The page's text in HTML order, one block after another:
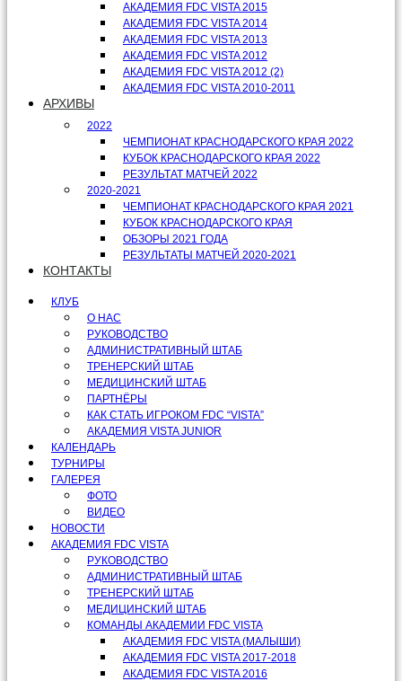
АКАДЕМИЯ FDC VISTA 2015
АКАДЕМИЯ FDC VISTA 2014
АКАДЕМИЯ FDC VISTA 2013
АКАДЕМИЯ FDC VISTA 2012
АКАДЕМИЯ FDC VISTA 2012 (2)
АКАДЕМИЯ FDC VISTA 2010-2011
АРХИВЫ
2022
ЧЕМПИОНАТ КРАСНОДАРСКОГО КРАЯ 2022
КУБОК КРАСНОДАРСКОГО КРАЯ 2022
РЕЗУЛЬТАТ МАТЧЕЙ 2022
2020-2021
ЧЕМПИОНАТ КРАСНОДАРСКОГО КРАЯ 2021
КУБОК КРАСНОДАРСКОГО КРАЯ
ОБЗОРЫ 2021 ГОДА
РЕЗУЛЬТАТЫ МАТЧЕЙ 2020-2021
КОНТАКТЫ
КЛУБ
О НАС
РУКОВОДСТВО
АДМИНИСТРАТИВНЫЙ ШТАБ
ТРЕНЕРСКИЙ ШТАБ
МЕДИЦИНСКИЙ ШТАБ
ПАРТНЁРЫ
КАК СТАТЬ ИГРОКОМ FDC “VISTA”
АКАДЕМИЯ VISTA JUNIOR
КАЛЕНДАРЬ
ТУРНИРЫ
ГАЛЕРЕЯ
ФОТО
ВИДЕО
НОВОСТИ
АКАДЕМИЯ FDC VISTA
РУКОВОДСТВО
АДМИНИСТРАТИВНЫЙ ШТАБ
ТРЕНЕРСКИЙ ШТАБ
МЕДИЦИНСКИЙ ШТАБ
КОМАНДЫ АКАДЕМИИ FDC VISTA
АКАДЕМИЯ FDC VISTA (МАЛЫШИ)
АКАДЕМИЯ FDC VISTA 2017-2018
АКАДЕМИЯ FDC VISTA 2016